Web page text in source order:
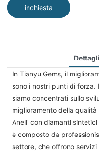
inchiesta
In Tianyu Gems, il
sono i nostri punti di forza.
siamo concentrati sullo
miglioramento della
Anelli con diamanti
è composto da
settore, che offrono